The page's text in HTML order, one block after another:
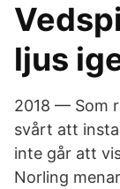
ljus
2018 — Som
svårt att
inte går att
Norling